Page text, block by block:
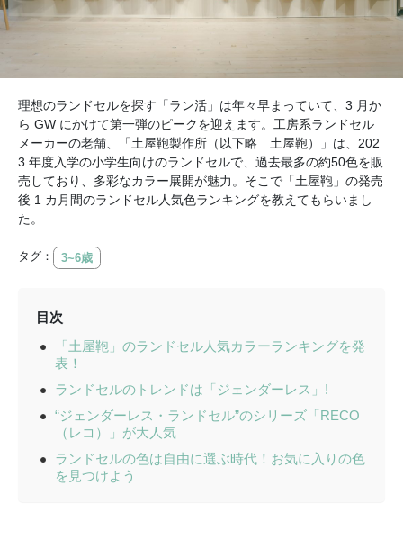
理想のランドセルを探す「ラン活」は年々早まっていて、3 月か
ら GW にかけて第一弾のピークを迎えます。工房系ランドセル
メーカーの老舗、「土屋鞄製作所（以下略 土屋鞄）」は、202
3 年度入学の小学生向けのランドセルで、過去最多の約50色を販
売しており、多彩なカラー展開が魅力。そこで「土屋鞄」の発売
後 1 カ月間のランドセル人気色ランキングを教えてもらいまし
た。
タグ： 3~6歳
目次
「土屋鞄」のランドセル人気カラーランキングを発
表！
ランドセルのトレンドは「ジェンダーレス」!
“ジェンダーレス・ランドセル”のシリーズ「RECO
（レコ）」が大人気
ランドセルの色は自由に選ぶ時代！お気に入りの色
を見つけよう